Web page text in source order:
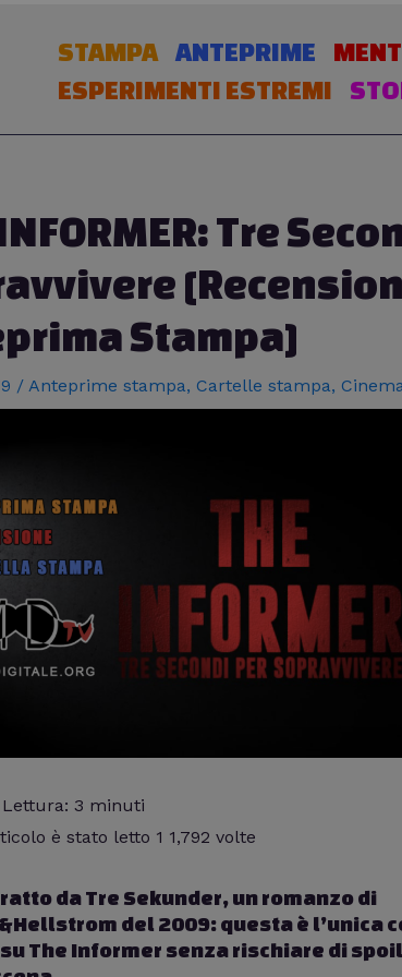
STAMPA ANTEPRIME
ESPERIMENTI ESTREMI
Tre
Stampa]
/ Anteprime stampa, Cartelle stampa,
3 minuti
è stato letto 1 1,792 volte
da Tre Sekunder, un romanzo di
del 2009: questa è l’unica
The Informer senza rischiare di